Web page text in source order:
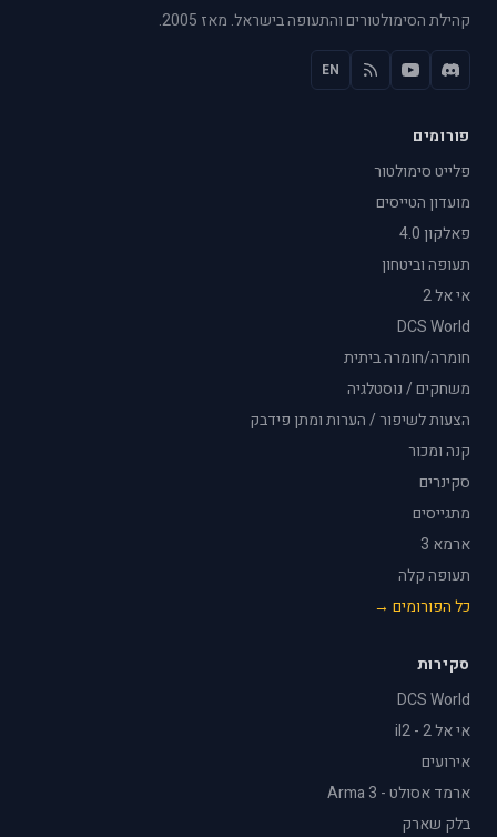
קהילת הסימולטורים והתעופה בישראל. מאז 2005.
EN
פורומים
פלייט סימולטור
מועדון הטייסים
פאלקון 4.0
תעופה וביטחון
אי אל 2
DCS World
חומרה/חומרה ביתית
משחקים / נוסטלגיה
הצעות לשיפור / הערות ומתן פידבק
קנה ומכור
סקינרים
מתגייסים
ארמא 3
תעופה קלה
כל הפורומים →
סקירות
DCS World
אי אל 2 - il2
אירועים
ארמד אסולט - Arma 3
בלק שארק